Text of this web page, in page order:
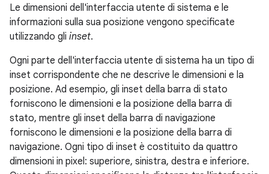
Le dimensioni dell'interfaccia utente di sistema e le
informazioni sulla sua posizione vengono specificate
utilizzando gli inset.
Ogni parte dell'interfaccia utente di sistema ha un tipo di
inset corrispondente che ne descrive le dimensioni e la
posizione. Ad esempio, gli inset della barra di stato
forniscono le dimensioni e la posizione della barra di
stato, mentre gli inset della barra di navigazione
forniscono le dimensioni e la posizione della barra di
navigazione. Ogni tipo di inset è costituito da quattro
dimensioni in pixel: superiore, sinistra, destra e inferiore.